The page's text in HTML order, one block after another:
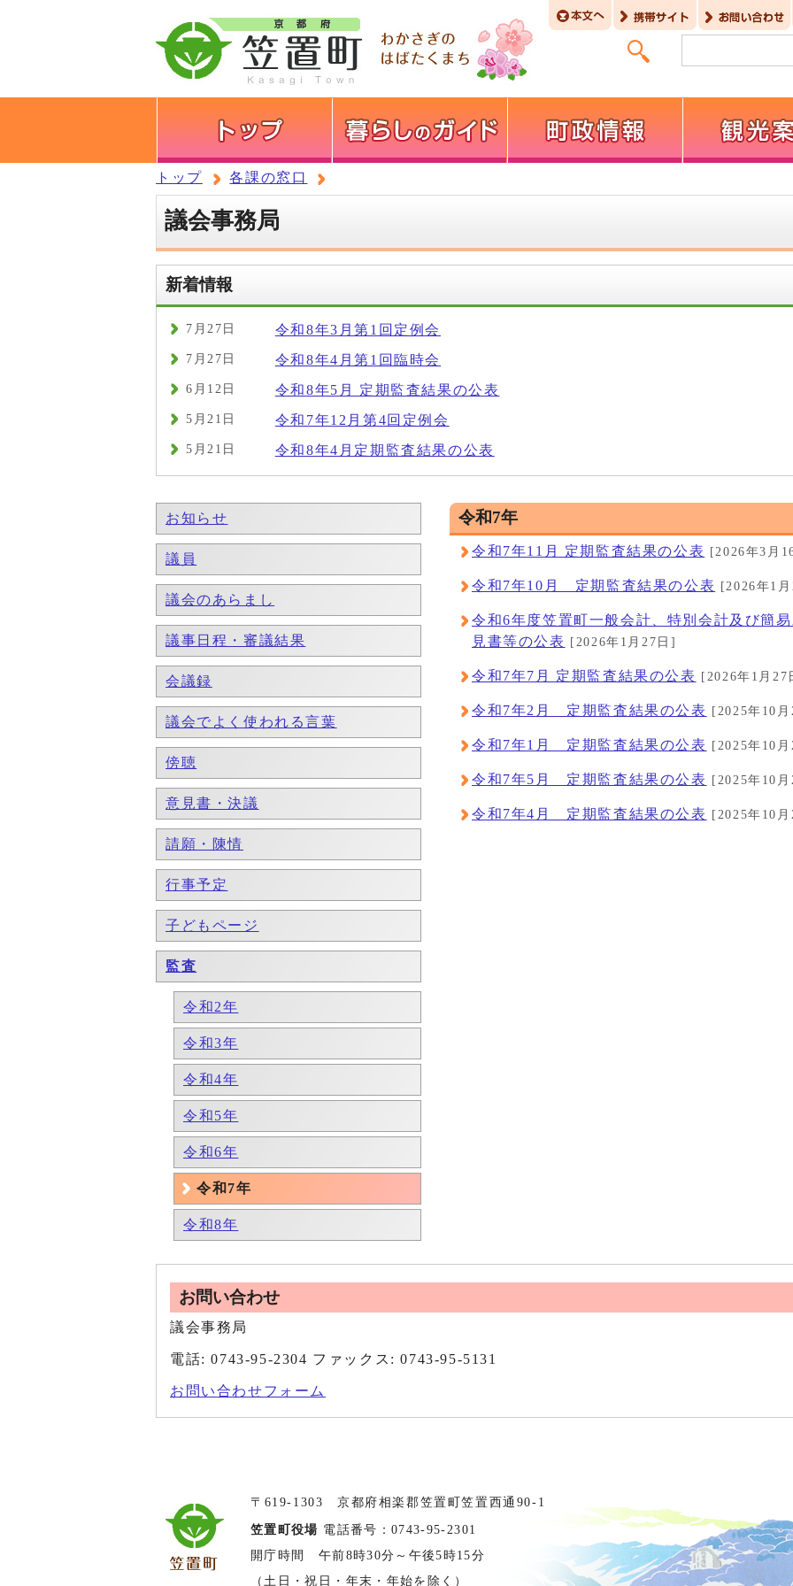
トップ 各課の窓口
議会事務局
新着情報
7月27日 令和8年3月第1回定例会
7月27日 令和8年4月第1回臨時会
6月12日 令和8年5月 定期監査結果の公表
5月21日 令和7年12月第4回定例会
5月21日 令和8年4月定期監査結果の公表
お知らせ
議員
議会のあらまし
議事日程・審議結果
会議録
議会でよく使われる言葉
傍聴
意見書・決議
請願・陳情
行事予定
子どもページ
監査
令和2年
令和3年
令和4年
令和5年
令和6年
令和7年
令和8年
令和7年
令和7年11月 定期監査結果の公表 [2026年3月
令和7年10月 定期監査結果の公表 [2026年1
令和6年度笠置町一般会計、特別会計及び簡
見書等の公表
[2026年1月27日]
令和7年7月 定期監査結果の公表 [2026年1月27
令和7年2月 定期監査結果の公表 [2025年10
令和7年1月 定期監査結果の公表 [2025年10
令和7年5月 定期監査結果の公表 [2025年10
令和7年4月 定期監査結果の公表 [2025年10
お問い合わせ
議会事務局
電話: 0743-95-2304 ファックス: 0743-95-5131
お問い合わせフォーム
〒619-1303 京都府相楽郡笠置町笠置西通90-1
笠置町役場 電話番号：0743-95-2301
開庁時間 午前8時30分～午後5時15分
（土日・祝日・年末・年始を除く）